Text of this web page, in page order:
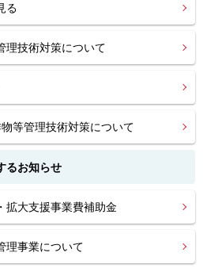
る
理技術対策について
等管理技術対策について
るお知らせ
拡大支援事業費補助金
理事業について